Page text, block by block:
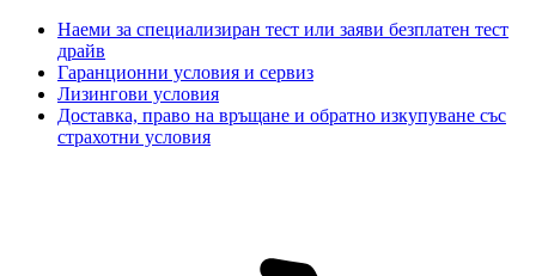
Наеми за специализиран тест или заяви безплатен тест
драйв
Гаранционни условия и сервиз
Лизингови условия
Доставка, право на връщане и обратно изкупуване със
страхотни условия